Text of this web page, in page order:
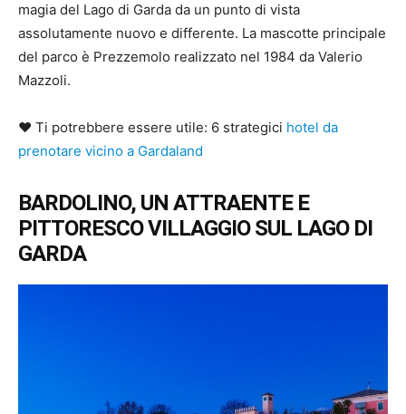
magia del Lago di Garda da un punto di vista
assolutamente nuovo e differente. La mascotte principale
del parco è Prezzemolo realizzato nel 1984 da Valerio
Mazzoli.
♥ Ti potrebbere essere utile: 6 strategici hotel da
prenotare vicino a Gardaland
BARDOLINO, UN ATTRAENTE E
PITTORESCO VILLAGGIO SUL LAGO DI
GARDA